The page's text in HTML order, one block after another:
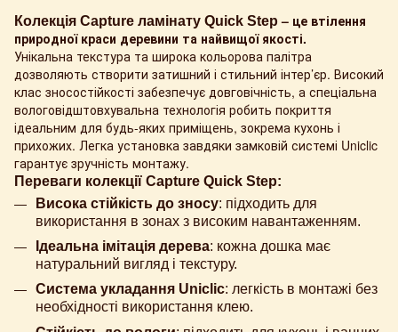
Колекція Сapture ламінату Quick Step– це втілення
природної краси деревини та найвищої якості.
Унікальна текстура та широка кольорова палітра
дозволяють створити затишний і стильний інтер’єр. Високий
клас зносостійкості забезпечує довговічність, а спеціальна
вологовідштовхувальна технологія робить покриття
ідеальним для будь-яких приміщень, зокрема кухонь і
прихожих. Легка установка завдяки замковій системі Uniclic
гарантує зручність монтажу.
Переваги колекції Сapture Quick Step:
Висока стійкість до зносу: підходить для
використання в зонах з високим навантаженням.
Ідеальна імітація дерева: кожна дошка має
натуральний вигляд і текстуру.
Система укладання Uniclic: легкість в монтажі без
необхідності використання клею.